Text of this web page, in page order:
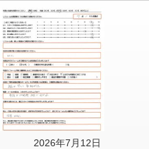
2026年7月12日